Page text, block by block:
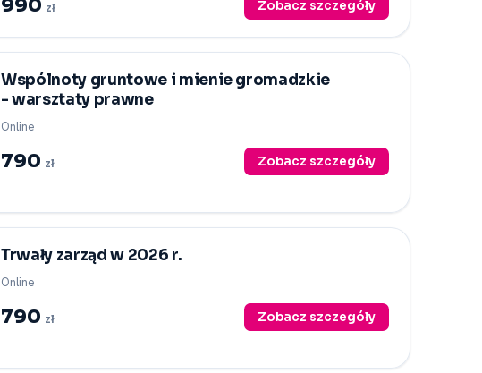
990 zł Zobacz szczegóły
Wspólnoty gruntowe i mienie gromadzkie
-⁠ warsztaty prawne
Online
790 zł Zobacz szczegóły
Trwały zarząd w 2026 r.
Online
790 zł Zobacz szczegóły